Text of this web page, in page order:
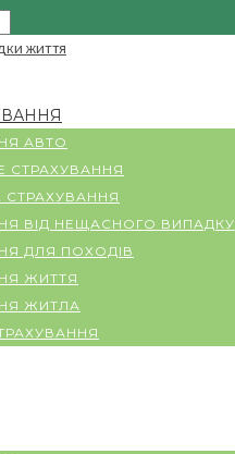
АВТО
СТРАХУВАННЯ
СТРАХУВАННЯ
ВІД НЕЩАСНОГО ВИПАДКУ
ДЛЯ ПОХОДІВ
ЖИТТЯ
ЖИТЛА